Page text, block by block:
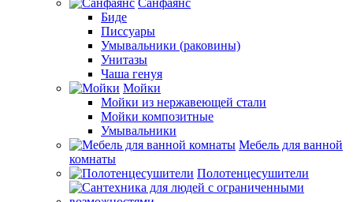
Санфаянс
Биде
Писсуары
Умывальники (раковины)
Унитазы
Чаша генуя
Мойки
Мойки из нержавеющей стали
Мойки композитные
Умывальники
Мебель для ванной
комнаты
Полотенцесушители